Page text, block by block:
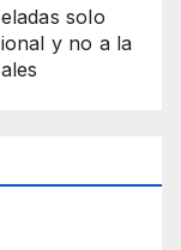
solo
y no a la